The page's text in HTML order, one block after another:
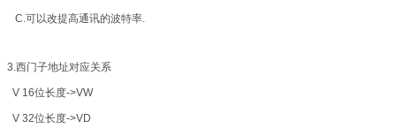
C.可以改提高通讯的波特率.
3.西门子地址对应关系
V 16位长度->VW
V 32位长度->VD